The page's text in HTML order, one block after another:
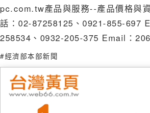
pc.com.tw產品與服務--產品價格與
話：02-87258125、0921-855-697
258534、0932-205-375 Email：
#經濟部本部新聞